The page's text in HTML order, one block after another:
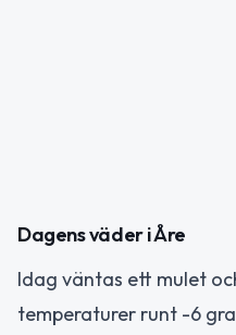
Dagens väder i Åre
Idag väntas ett mulet
temperaturer runt -6